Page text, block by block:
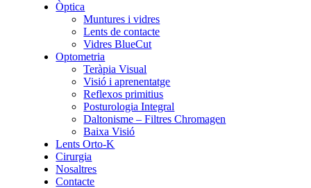
Òptica
Muntures i vidres
Lents de contacte
Vidres BlueCut
Optometria
Teràpia Visual
Visió i aprenentatge
Reflexos primitius
Posturologia Integral
Daltonisme – Filtres Chromagen
Baixa Visió
Lents Orto-K
Cirurgia
Nosaltres
Contacte